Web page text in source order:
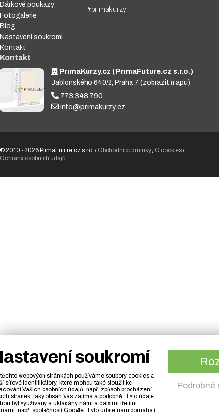
Dárkové poukazy
Fotogalerie
Blog
Nastavení soukromí
Kontakt
Kontakt
PrimaKurzy.cz (PrimaFuture.cz s.r.o.)
Jablonského 640/2, Praha 7 (zobrazit mapu)
773 348 790
info@primakurzy.cz
#primakurzy
© 2010 - 2026 PrimaFuture.cz s.r.o. / Obchodní podmínky/ O cookies/
Ochrana osobních údajů
soukromí
webových stránkách používáme soubory cookies a
síťové identifikátory, které mohou také sloužit ke
Vašich osobních údajů, např. způsob procházení
stránek, jaký obsah Vás zajímá a podobně. Tyto údaje
být využívány a ukládány námi a dalšími třetími
např. společností Google. Tyto údaje nám pomáhají
Podrobné